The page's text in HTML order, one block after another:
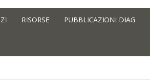
RISORSE PUBBLICAZIONI DIAG
and e-commerce strategies